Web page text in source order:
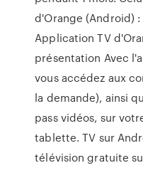
d'Orange (Android)
Application TV
présentation Avec
vous accédez aux
la demande), ainsi
pass vidéos, sur
tablette. TV sur
télévision gratuite